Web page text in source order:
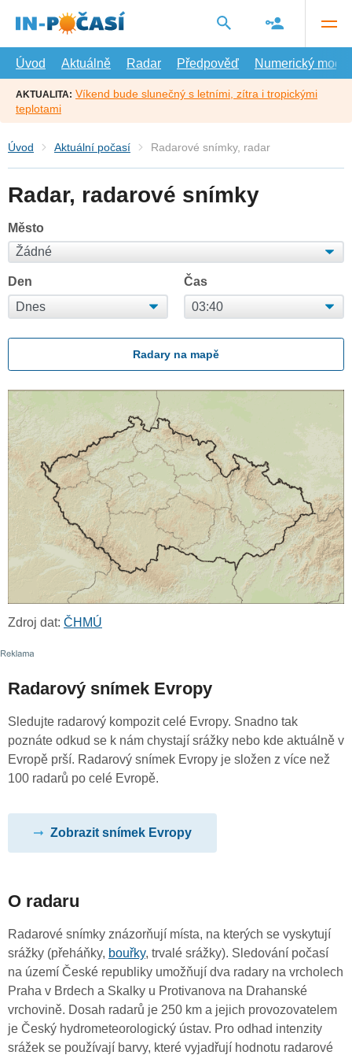
hlavní
Úvod
Aktuálně Radar Předpověď Numerický model
AKTUALITA: Víkend bude slunečný s letními, zítra i tropickými
teplotami
Úvod Aktuální počasí Radarové snímky, radar
Radar, radarové snímky
Město
Den Čas
Radary na mapě
Zdroj dat: ČHMÚ
Radarový snímek Evropy
Sledujte radarový kompozit celé Evropy. Snadno tak
poznáte odkud se k nám chystají srážky nebo kde aktuálně v
Evropě prší. Radarový snímek Evropy je složen z více než
100 radarů po celé Evropě.
Zobrazit snímek Evropy
O radaru
Radarové snímky znázorňují místa, na kterých se vyskytují
srážky (přeháňky, bouřky, trvalé srážky). Sledování počasí
na území České republiky umožňují dva radary na vrcholech
Praha v Brdech a Skalky u Protivanova na Drahanské
vrchovině. Dosah radarů je 250 km a jejich provozovatelem
je Český hydrometeorologický ústav. Pro odhad intenzity
srážek se používají barvy, které vyjadřují hodnotu radarové